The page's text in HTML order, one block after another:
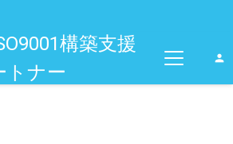
構築支援
トナー
person